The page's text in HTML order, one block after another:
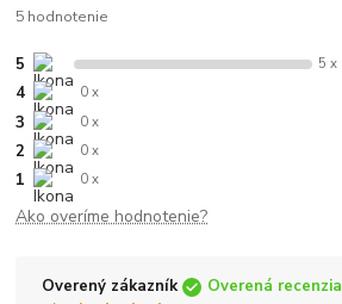
5 hodnotenie
5 5 x
4 0 x
3 0 x
2 0 x
1 0 x
Ako overíme hodnotenie?
Overený zákazník Overená recenzia